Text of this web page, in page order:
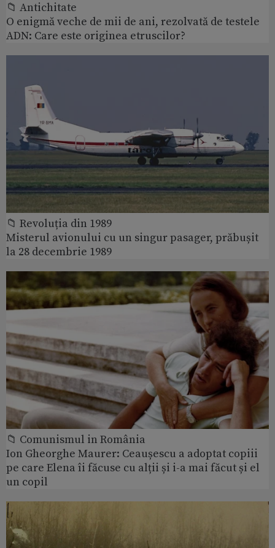
📁 Antichitate
O enigmă veche de mii de ani, rezolvată de testele
ADN: Care este originea etruscilor?
📁 Revoluția din 1989
Misterul avionului cu un singur pasager, prăbușit
la 28 decembrie 1989
📁 Comunismul in România
Ion Gheorghe Maurer: Ceaușescu a adoptat copiii
pe care Elena îi făcuse cu alții și i-a mai făcut și el
un copil